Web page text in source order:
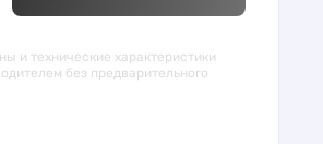
и технические характеристики
без предварительного